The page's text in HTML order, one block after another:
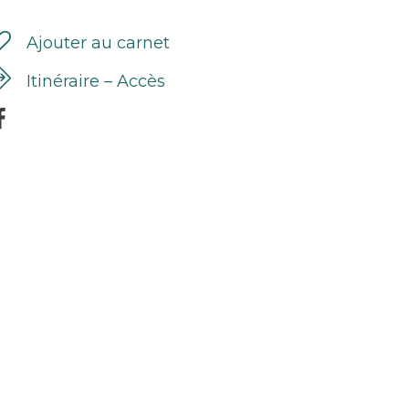
Ajouter au carnet
Itinéraire – Accès